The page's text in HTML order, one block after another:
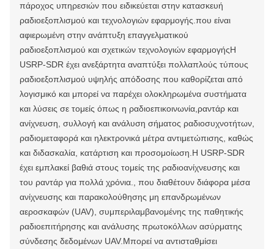
πάροχος υπηρεσιών που ειδικεύεται στην κατασκευή
ραδιοεξοπλισμού και τεχνολογιών εφαρμογής.που είναι
αφιερωμένη στην ανάπτυξη επαγγελματικού
ραδιοεξοπλισμού και σχετικών τεχνολογιών εφαρμογήςΗ
USRP-SDR έχει ανεξάρτητα αναπτύξει πολλαπλούς τύπους
ραδιοεξοπλισμού υψηλής απόδοσης που καθορίζεται από
λογισμικό και μπορεί να παρέχει ολοκληρωμένα συστήματα
και λύσεις σε τομείς όπως η ραδιοεπικοινωνία,ραντάρ και
ανίχνευση, συλλογή και ανάλυση σήματος ραδιοσυχνοτήτων,
ραδιομεταφορά και ηλεκτρονικά μέτρα αντιμετώπισης, καθώς
και διδασκαλία, κατάρτιση και προσομοίωση.Η USRP-SDR
έχει εμπλακεί βαθιά στους τομείς της ραδιοανίχνευσης και
του ραντάρ για πολλά χρόνια., που διαθέτουν διάφορα μέσα
ανίχνευσης και παρακολούθησης μη επανδρωμένων
αεροσκαφών (UAV), συμπεριλαμβανομένης της παθητικής
ραδιοεπιτήρησης και ανάλυσης πρωτοκόλλων ασύρματης
σύνδεσης δεδομένων UAV.Μπορεί να αντισταθμίσει